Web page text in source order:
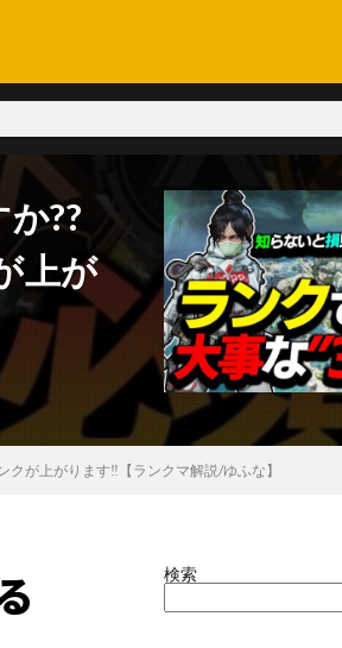
??
上が
クが上がります‼【ランクマ解説/ゆふな】
検索